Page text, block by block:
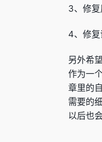
3、修
4、修复
另外希
作为一
章里的
需要的
以后也